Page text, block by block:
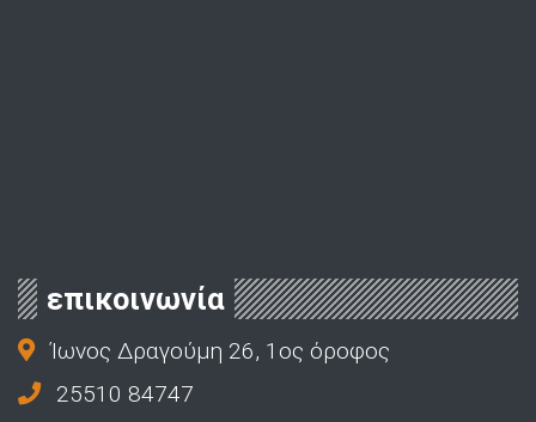
επικοινωνία
Ίωνος Δραγούμη 26, 1ος όροφος
25510 84747